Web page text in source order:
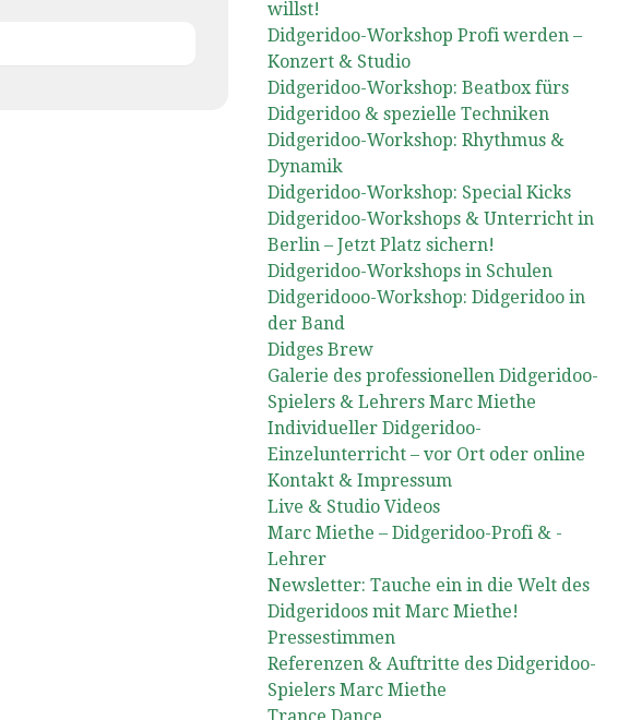
willst!
Didgeridoo-Workshop Profi werden –
Konzert & Studio
Didgeridoo-Workshop: Beatbox fürs
Didgeridoo & spezielle Techniken
Didgeridoo-Workshop: Rhythmus &
Dynamik
Didgeridoo-Workshop: Special Kicks
Didgeridoo-Workshops & Unterricht in
Berlin – Jetzt Platz sichern!
Didgeridoo-Workshops in Schulen
Didgeridooo-Workshop: Didgeridoo in
der Band
Didges Brew
Galerie des professionellen Didgeridoo-
Spielers & Lehrers Marc Miethe
Individueller Didgeridoo-
Einzelunterricht – vor Ort oder online
Kontakt & Impressum
Live & Studio Videos
Marc Miethe – Didgeridoo-Profi & -
Lehrer
Newsletter: Tauche ein in die Welt des
Didgeridoos mit Marc Miethe!
Pressestimmen
Referenzen & Auftritte des Didgeridoo-
Spielers Marc Miethe
Trance Dance